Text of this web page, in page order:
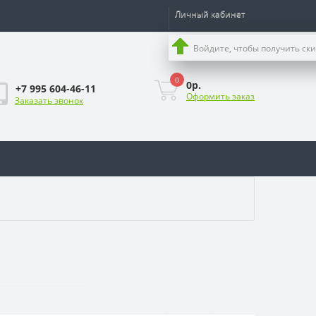
Личный кабинет
Войдите, чтобы получить
+7 995 604-46-11
Заказать звонок
0 0р.
Оформить заказ